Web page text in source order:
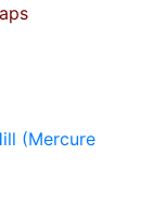
(Mercure